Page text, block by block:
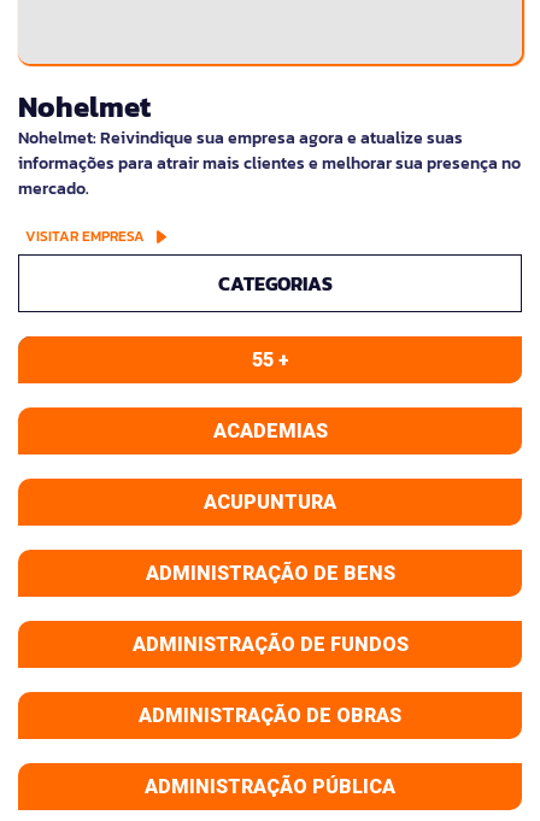
Nohelmet
Nohelmet: Reivindique sua empresa agora e atualize suas
informações para atrair mais clientes e melhorar sua presença no
mercado.
VISITAR EMPRESA
CATEGORIAS
55 +
ACADEMIAS
ACUPUNTURA
ADMINISTRAÇÃO DE BENS
ADMINISTRAÇÃO DE FUNDOS
ADMINISTRAÇÃO DE OBRAS
ADMINISTRAÇÃO PÚBLICA